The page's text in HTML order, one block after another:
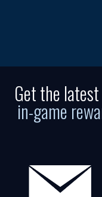
Get the
in-game